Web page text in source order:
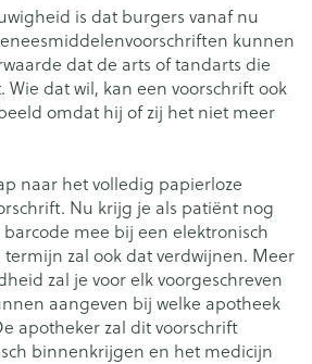
is dat burgers vanaf nu
kunnen
dat de arts of tandarts die
Wie dat wil, kan een voorschrift ook
omdat hij of zij het niet meer
naar het volledig papierloze
Nu krijg je als patiënt nog
mee bij een elektronisch
zal ook dat verdwijnen. Meer
zal je voor elk voorgeschreven
aangeven bij welke apotheek
apotheker zal dit voorschrift
binnenkrijgen en het medicijn